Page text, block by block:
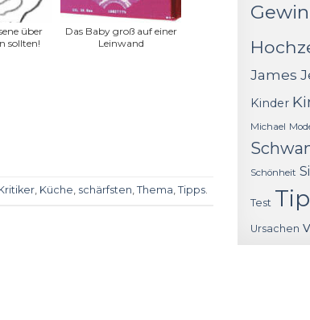
über
sollten!
Das Baby groß auf einer
Leinwand
, Küche, schärfsten, Thema, Tipps.
James
Kinder
Michael
Schönheit
Test
Ursachen